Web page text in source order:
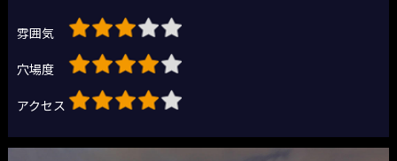
雰囲気
穴場度
アクセス